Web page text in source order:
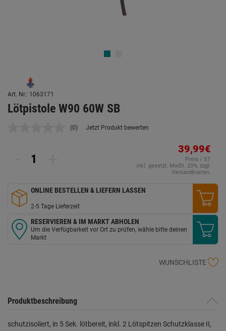
Art. Nr.: 1063171
Lötpistole W90 60W SB
Kein
(0) Jetzt Produkt bewerten
39,99€
Preis / ST
inkl. gesetzl. MwSt. 20%, zzgl.
Versandkosten.
ONLINE BESTELLEN & LIEFERN LASSEN
2-5 Tage Lieferzeit
RESERVIEREN & IM MARKT ABHOLEN
Um die Verfügbarkeit vor Ort zu prüfen, wähle bitte deinen
Markt
WUNSCHLISTE
Produktbeschreibung
schutzisoliert, in 5 Sek. lötbereit, inkl. 2 Lötspitzen Schutzklasse II,